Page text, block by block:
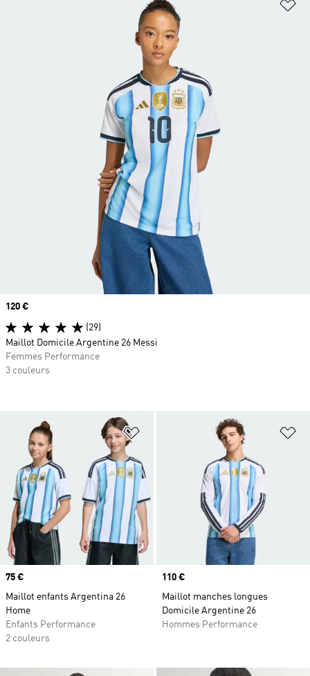
Ajouter à la Liste de produits
Prix
75 €
Maillot enfants Argentina 26
Home
Enfants Performance
2 couleurs
Prix
110 €
Maillot manches longues
Domicile Argentine 26
Hommes Performance
Prix
120 €
(29)
Maillot Domicile Argentine 26 Messi
Femmes Performance
3 couleurs